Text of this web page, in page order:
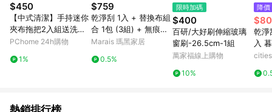
$450
【中式清潔】手持迷你
夾布拖把2入組送洗臉
巾 旋轉設計解決縫隙清
PChome 24h購物
1%
$759
乾淨刮 1入 + 替換布組
合 1包 (3組) + 無痕掛
勾 1組 (4入) - 暮夜黑
Marais 瑪黑家居
0.5%
限時加碼
$400
百研/大好刷伸縮玻璃
窗刷-26.5cm-1組
萬家福線上購物
10%
降價
乾淨
入
熱銷排行榜